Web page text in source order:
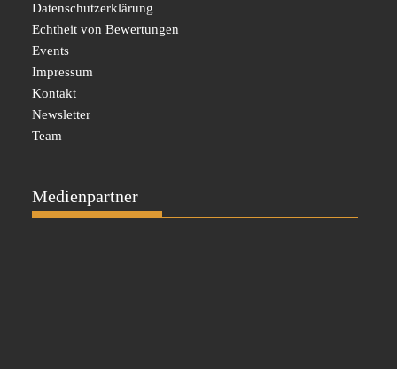
Datenschutzerklärung
Echtheit von Bewertungen
Events
Impressum
Kontakt
Newsletter
Team
Medienpartner